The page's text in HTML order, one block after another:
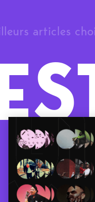
articles